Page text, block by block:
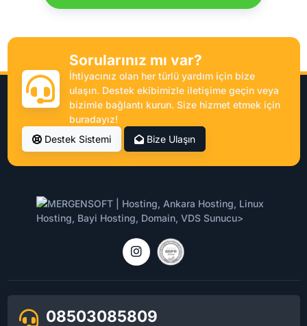
Sorularınız mı var?
İhtiyacınız olan her türlü yardım için bize
ulaşın. Destek ekibimizle iletişime geçin veya
bizimle bağlantı kurun. Size hizmet etmek için
buradayız!
Destek Sistemi
Bize Ulaşın
08503085809